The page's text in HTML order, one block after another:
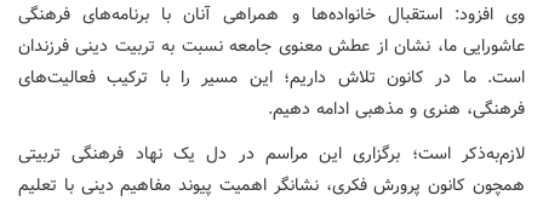
وی افزود: استقبال خانواده‌ها و همراهی آنان با برنامه‌های فرهنگی
عاشورایی ما، نشان از عطش معنوی جامعه نسبت به تربیت دینی فرزندان
است. ما در کانون تلاش داریم؛ این مسیر را با ترکیب فعالیت‌های
فرهنگی، هنری و مذهبی ادامه دهیم.
لازم‌به‌ذکر است؛ برگزاری این مراسم در دل یک نهاد فرهنگی تربیتی
همچون کانون پرورش فکری، نشانگر اهمیت پیوند مفاهیم دینی با تعلیم